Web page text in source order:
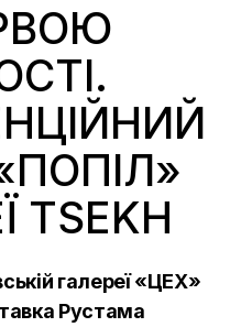
TSEKH
галереї «ЦЕХ»
Рустама